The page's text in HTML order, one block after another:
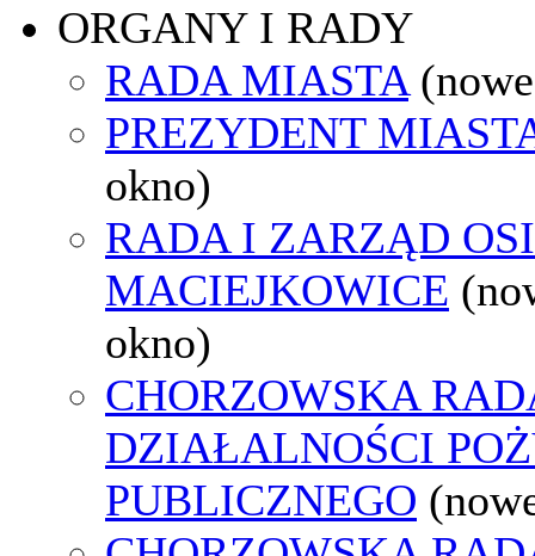
ORGANY I RADY
RADA MIASTA
PREZYDENT
okno)
RADA I ZARZĄD
MACIEJKOWICE
okno)
CHORZOWSKA
DZIAŁALNOŚCI
PUBLICZNEGO